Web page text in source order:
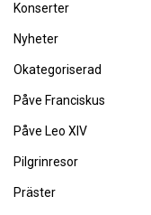
Konserter
Nyheter
Okategoriserad
Påve Franciskus
Påve Leo XIV
Pilgrinresor
Präster